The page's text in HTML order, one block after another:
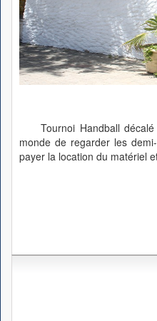
Tournoi Handball
monde de regarder les
payer la location du matériel